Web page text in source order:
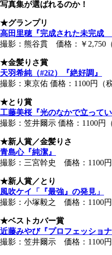
写真集が選ばれるのか！
★グランプリ
高田里穂『完成された未完成
撮影：熊谷貫 価格：￥2,750（
★金髪りさ賞
天羽希純（#2i2）『絶好調』
撮影：東京佑 価格：1100円（
★とり賞
工藤美桜『光のなかで立ってい
撮影：笠井爾示 価格：1100円
★新人賞／金髪りさ
青島心『純潔』
撮影：三宮幹史 価格：1100円
★新人賞／とり
風吹ケイ「『最強』の発見」
撮影：小塚毅之 価格：1100円
★ベストカバー賞
近藤みやび『プロフェッショ
撮影：笠井爾示 価格：1100円